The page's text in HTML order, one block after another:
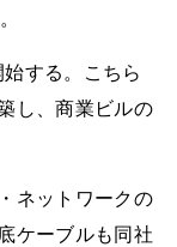
する。こちら
し、商業ビルの
ネットワークの
ケーブルも同社